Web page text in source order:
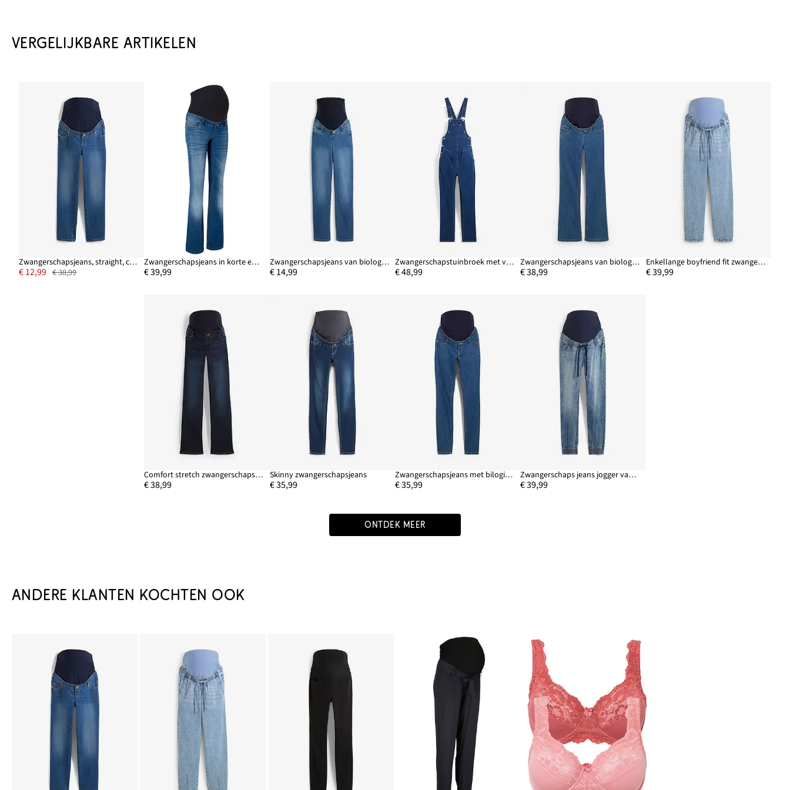
VERGELIJKBARE ARTIKELEN
Zwangerschapsjeans, straight, cropped
€ 12,99 € 38,99
Zwangerschapsjeans in korte en lange maten, bootcut
€ 39,99
Zwangerschapsjeans van biologisch katoen, straight leg
€ 14,99
Zwangerschapstuinbroek met verstelbare buikwijdte, straight leg
€ 48,99
Zwangerschapsjeans van biologisch katoen, licht uitlopende pijpen
€ 38,99
Enkellange boyfriend fit zwangerschapsjeans
€ 39,99
Comfort stretch zwangerschapsjeans, bootcut
€ 38,99
Skinny zwangerschapsjeans
€ 35,99
Zwangerschapsjeans met bilogisch katoen, skinny
€ 35,99
Zwangerschaps jeans jogger van biologisch katoen
€ 39,99
ONTDEK MEER
ANDERE KLANTEN KOCHTEN OOK